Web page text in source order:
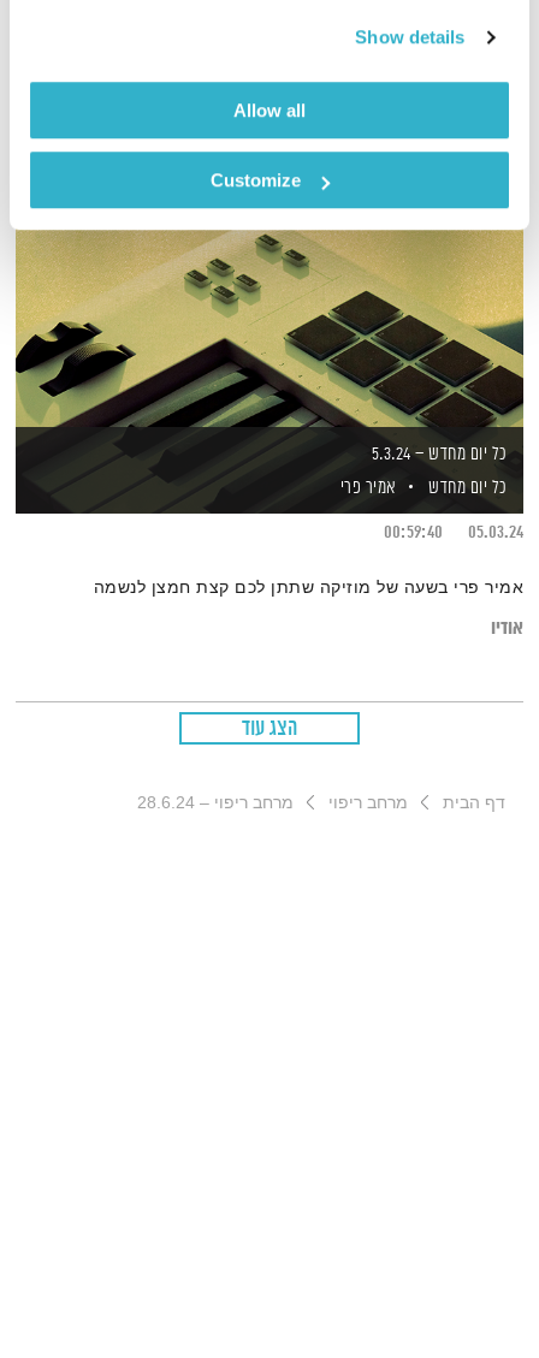
Show details
Allow all
Customize
אודיו
כל יום מחדש – 5.3.24
כל יום מחדש
אמיר פרי
05.03.24
00:59:40
אמיר פרי בשעה של מוזיקה שתתן לכם קצת חמצן לנשמה
אודיו
הצג עוד
דף הבית מרחב ריפוי מרחב ריפוי – 28.6.24